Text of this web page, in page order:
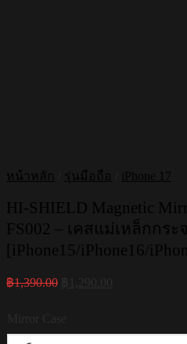
หน้าหลัก รุ่นมือถือ iPhone 17
HI-SHIELD Magnetic
FS002 – เคสแม่เหล็กกร
[iPhone15/iPhone16/
฿1,390.00